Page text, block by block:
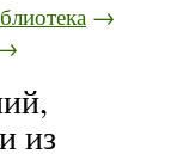
→
из